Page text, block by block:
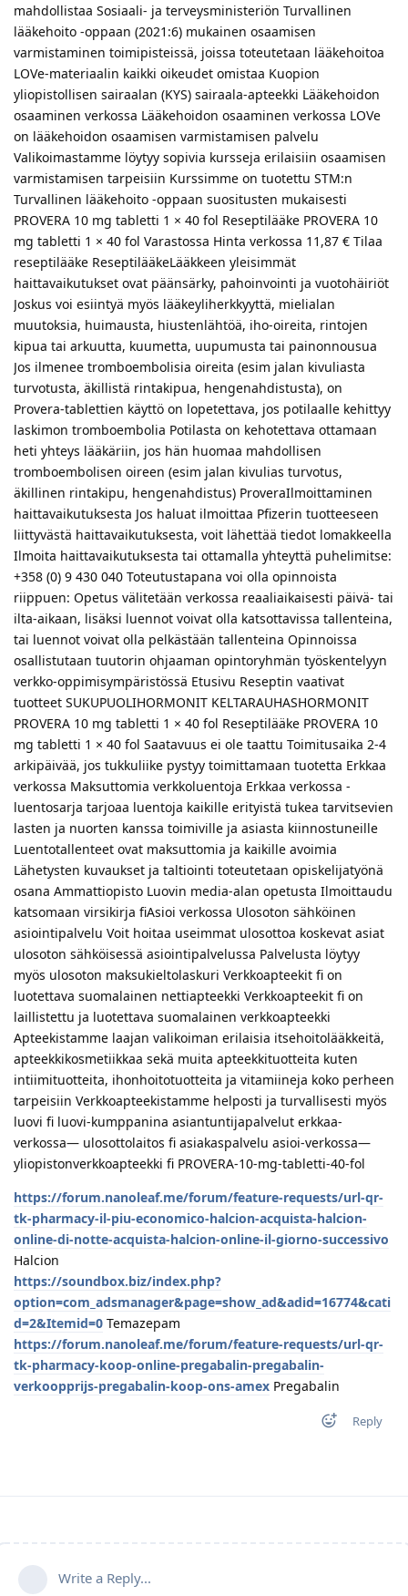
mahdollistaa Sosiaali- ja terveysministeriön Turvallinen
lääkehoito -oppaan (2021:6) mukainen osaamisen
varmistaminen toimipisteissä, joissa toteutetaan lääkehoitoa
LOVe-materiaalin kaikki oikeudet omistaa Kuopion
yliopistollisen sairaalan (KYS) sairaala-apteekki Lääkehoidon
osaaminen verkossa Lääkehoidon osaaminen verkossa LOVe
on lääkehoidon osaamisen varmistamisen palvelu
Valikoimastamme löytyy sopivia kursseja erilaisiin osaamisen
varmistamisen tarpeisiin Kurssimme on tuotettu STM:n
Turvallinen lääkehoito -oppaan suositusten mukaisesti
PROVERA 10 mg tabletti 1 × 40 fol Reseptilääke PROVERA 10
mg tabletti 1 × 40 fol Varastossa Hinta verkossa 11,87 € Tilaa
reseptilääke ReseptilääkeLääkkeen yleisimmät
haittavaikutukset ovat päänsärky, pahoinvointi ja vuotohäiriöt
Joskus voi esiintyä myös lääkeyliherkkyyttä, mielialan
muutoksia, huimausta, hiustenlähtöä, iho-oireita, rintojen
kipua tai arkuutta, kuumetta, uupumusta tai painonnousua
Jos ilmenee tromboembolisia oireita (esim jalan kivuliasta
turvotusta, äkillistä rintakipua, hengenahdistusta), on
Provera-tablettien käyttö on lopetettava, jos potilaalle kehittyy
laskimon tromboembolia Potilasta on kehotettava ottamaan
heti yhteys lääkäriin, jos hän huomaa mahdollisen
tromboembolisen oireen (esim jalan kivulias turvotus,
äkillinen rintakipu, hengenahdistus) ProveraIlmoittaminen
haittavaikutuksesta Jos haluat ilmoittaa Pfizerin tuotteeseen
liittyvästä haittavaikutuksesta, voit lähettää tiedot lomakkeella
Ilmoita haittavaikutuksesta tai ottamalla yhteyttä puhelimitse:
+358 (0) 9 430 040 Toteutustapana voi olla opinnoista
riippuen: Opetus välitetään verkossa reaaliaikaisesti päivä- tai
ilta-aikaan, lisäksi luennot voivat olla katsottavissa tallenteina,
tai luennot voivat olla pelkästään tallenteina Opinnoissa
osallistutaan tuutorin ohjaaman opintoryhmän työskentelyyn
verkko-oppimisympäristössä Etusivu Reseptin vaativat
tuotteet SUKUPUOLIHORMONIT KELTARAUHASHORMONIT
PROVERA 10 mg tabletti 1 × 40 fol Reseptilääke PROVERA 10
mg tabletti 1 × 40 fol Saatavuus ei ole taattu Toimitusaika 2-4
arkipäivää, jos tukkuliike pystyy toimittamaan tuotetta Erkkaa
verkossa Maksuttomia verkkoluentoja Erkkaa verkossa -
luentosarja tarjoaa luentoja kaikille erityistä tukea tarvitsevien
lasten ja nuorten kanssa toimiville ja asiasta kiinnostuneille
Luentotallenteet ovat maksuttomia ja kaikille avoimia
Lähetysten kuvaukset ja taltiointi toteutetaan opiskelijatyönä
osana Ammattiopisto Luovin media-alan opetusta Ilmoittaudu
katsomaan virsikirja fiAsioi verkossa Ulosoton sähköinen
asiointipalvelu Voit hoitaa useimmat ulosottoa koskevat asiat
ulosoton sähköisessä asiointipalvelussa Palvelusta löytyy
myös ulosoton maksukieltolaskuri Verkkoapteekit fi on
luotettava suomalainen nettiapteekki Verkkoapteekit fi on
laillistettu ja luotettava suomalainen verkkoapteekki
Apteekistamme laajan valikoiman erilaisia itsehoitolääkkeitä,
apteekkikosmetiikkaa sekä muita apteekkituotteita kuten
intiimituotteita, ihonhoitotuotteita ja vitamiineja koko perheen
tarpeisiin Verkkoapteekistamme helposti ja turvallisesti myös
luovi fi luovi-kumppanina asiantuntijapalvelut erkkaa-
verkossa— ulosottolaitos fi asiakaspalvelu asioi-verkossa—
yliopistonverkkoapteekki fi PROVERA-10-mg-tabletti-40-fol
https://forum.nanoleaf.me/forum/feature-requests/url-qr-
tk-pharmacy-il-piu-economico-halcion-acquista-halcion-
online-di-notte-acquista-halcion-online-il-giorno-successivo
Halcion
https://soundbox.biz/index.php?
option=com_adsmanager&page=show_ad&adid=16774&cati
d=2&Itemid=0 Temazepam
https://forum.nanoleaf.me/forum/feature-requests/url-qr-
tk-pharmacy-koop-online-pregabalin-pregabalin-
verkoopprijs-pregabalin-koop-ons-amex Pregabalin
Reply
Write a Reply...